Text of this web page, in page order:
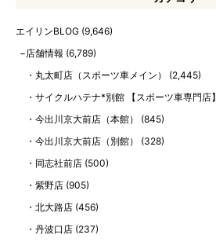
エイリンBLOG (9,646)
店舗情報 (6,789)
丸太町店（スポーツ車メイン）
(2,445)
サイクルハテナ*別館 【スポーツ車専門店】
今出川京大前店（本館）
(845)
今出川京大前店（別館）
(328)
同志社前店 (500)
紫野店 (905)
北大路店 (456)
丹波口店 (237)